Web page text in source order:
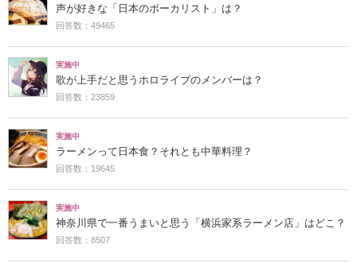
声が好きな「日本のボーカリスト」は？
回答数：49465
実施中
歌が上手だと思うホロライブのメンバーは？
回答数：23859
実施中
ラーメンって日本食？それとも中華料理？
回答数：19645
実施中
神奈川県で一番うまいと思う「横浜家系ラーメン店」はどこ？
回答数：8507